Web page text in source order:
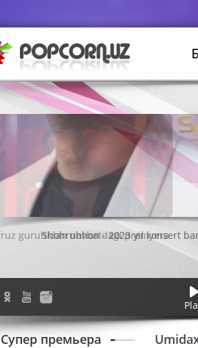
Shohruhhon - 2023 yil konsert
Супер премьера